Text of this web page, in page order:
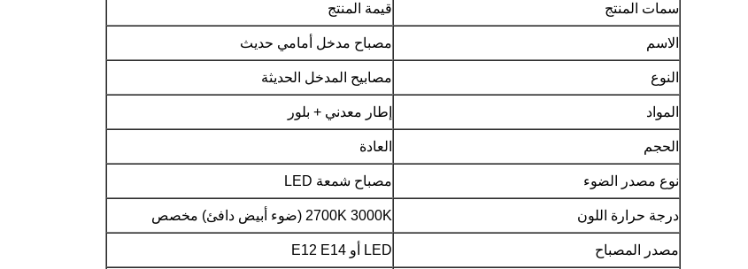
سمات المنتج قيمة المنتج
الاسم مصباح مدخل أمامي حديث
النوع مصابيح المدخل الحديثة
المواد إطار معدني + بلور
الحجم العادة
نوع مصدر الضوء مصباح شمعة LED
درجة حرارة اللون 2700K 3000K (ضوء أبيض دافئ) مخصص
مصدر المصباح LED أو E12 E14